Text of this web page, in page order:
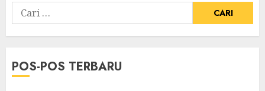
POS-POS TERBARU